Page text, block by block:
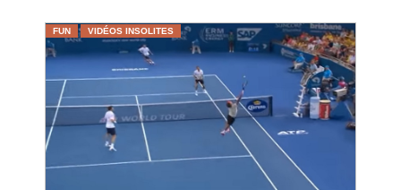
FUN VIDÉOS INSOLITES